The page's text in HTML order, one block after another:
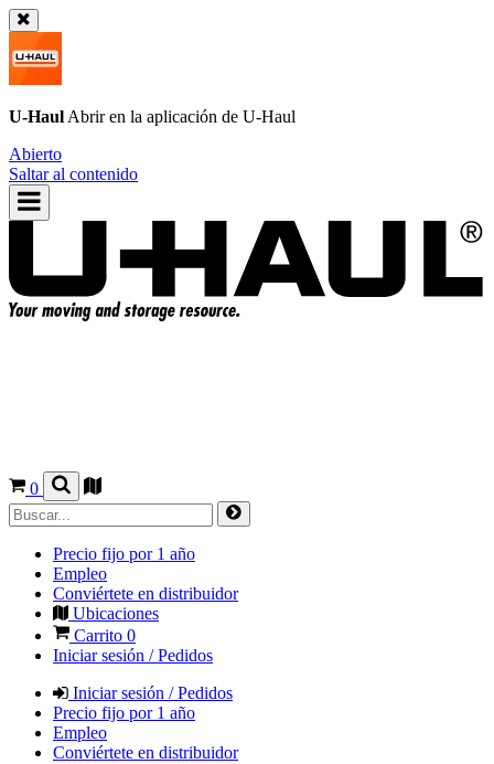
U-Haul Abrir en la aplicación de U-Haul
Abierto
Saltar al contenido
0
Precio fijo por 1 año
Empleo
Conviértete en distribuidor
Ubicaciones
Carrito 0
Iniciar sesión / Pedidos
Iniciar sesión / Pedidos
Precio fijo por 1 año
Empleo
Conviértete en distribuidor